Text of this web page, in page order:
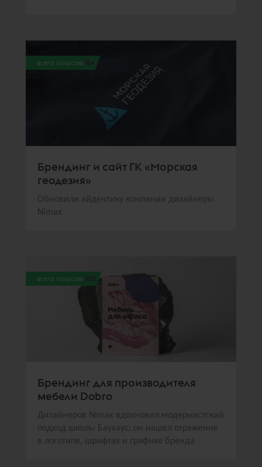
всего голосов: 154
Брендинг и сайт ГК «Морская
геодезия»
Обновили айдентику компании дизайнеры
Nimax
всего голосов: 150
Брендинг для производителя
мебели Dobro
Дизайнеров Nimax вдохновил модернистский
подход школы Баухаус: он нашел отражение
в логотипе, шрифтах и графике бренда